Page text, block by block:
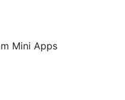
Mini Apps